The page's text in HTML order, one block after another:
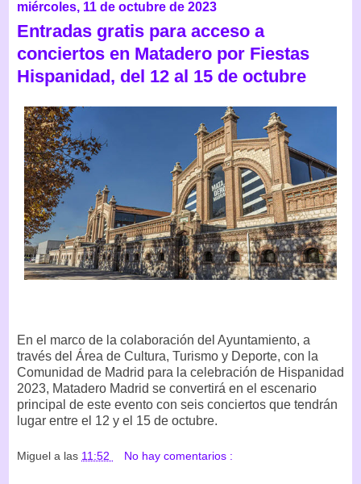
miércoles, 11 de octubre de 2023
Entradas gratis para acceso a
conciertos en Matadero por Fiestas
Hispanidad, del 12 al 15 de octubre
En el marco de la colaboración del Ayuntamiento, a
través del Área de Cultura, Turismo y Deporte, con la
Comunidad de Madrid para la celebración de Hispanidad
2023, Matadero Madrid se convertirá en el escenario
principal de este evento con seis conciertos que tendrán
lugar entre el 12 y el 15 de octubre.
Miguel a las 11:52 No hay comentarios :